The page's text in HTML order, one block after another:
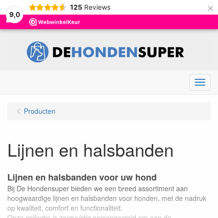
9,0
125 Reviews ×
Menu
Producten
Lijnen en halsbanden
Lijnen en halsbanden voor uw hond
Bij De Hondensuper bieden we een breed assortiment aan
hoogwaardige lijnen en halsbanden voor honden, met de nadruk
op kwaliteit, comfort en functionaliteit.